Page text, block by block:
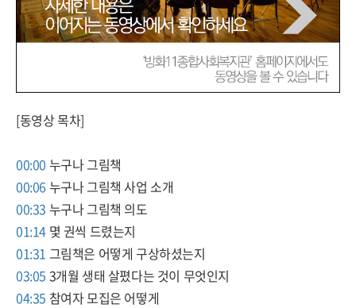
[동영상 목차]
00:00 누구나 그림책
00:06누구나 그림책 사업 소개
00:33 누구나 그림책 의도
01:14 몇 권씩 드렸는지
01:31 그림책은 어떻게 구상하셨는지
03:05 3개월 생태 살폈다는 것이 무엇인지
04:35 참여자 모집은 어떻게